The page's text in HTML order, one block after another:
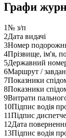
Графи
1№ з/п
2Дата видачі
3Номер
4Прізвище, ім'я,
5Державний
6Маршрут /
7Показники
8Показники
9Витрати
10Підпис водія
11Підпис
12Дата
13Підпис водія